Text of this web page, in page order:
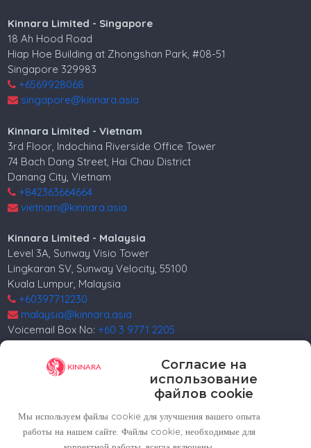
Согласие на
использование
файлов cookie
Мы используем файлы cookie для улучшения вашего опыта
работы на нашем сайте. Файлы cookie, необходимые для
Kinnara Limited - Singapore
18 Ah Hood Road
Hiap Hoe Building at Zhongshan Park, #08-51
Singapore 329983
+6569928068
singapore@kinnara.asia
Kinnara Limited - Vietnam
3rd Floor, Indochina Riverside Office Tower
74 Bach Dang Street, Hai Chau District
Danang City, Vietnam
+842363664664
vietnam@kinnara.asia
Kinnara Limited - Malaysia
Level 3A, Sunway Visio Tower
Lingkaran SV, Sunway Velocity, 55100
Kuala Lumpur, Malaysia
+60397712230
malaysia@kinnara.asia
Voicemail Box No:+60 3 9771 2205
Kinnara Limited - Russia
4, 4th Lesnoy per.
+74952258562
russia@kinnara.asia